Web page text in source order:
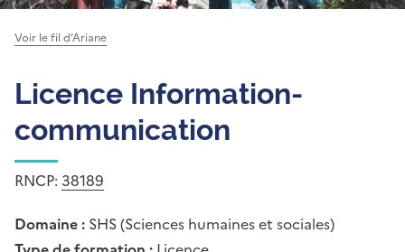
Voir le fil d’Ariane
Licence Information-
communication
RNCP: 38189
Domaine : SHS (Sciences humaines et sociales)